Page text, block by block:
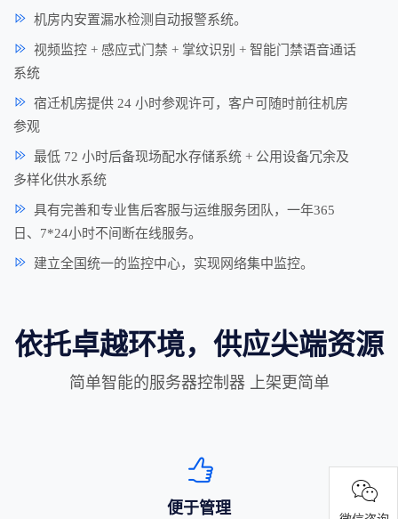
机房内安置漏水检测自动报警系统。
视频监控 + 感应式门禁 + 掌纹识别 + 智能门禁语音通话
系统
宿迁机房提供 24 小时参观许可，客户可随时前往机房
参观
最低 72 小时后备现场配水存储系统 + 公用设备冗余及
多样化供水系统
具有完善和专业售后客服与运维服务团队，一年365
日、7*24小时不间断在线服务。
建立全国统一的监控中心，实现网络集中监控。
依托卓越环境，供应尖端资源
简单智能的服务器控制器 上架更简单
便于管理